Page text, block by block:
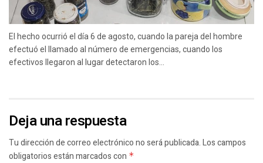
El hecho ocurrió el día 6 de agosto, cuando la pareja del hombre
efectuó el llamado al número de emergencias, cuando los
efectivos llegaron al lugar detectaron los...
Deja una respuesta
Tu dirección de correo electrónico no será publicada.Los campos
obligatorios están marcados con *